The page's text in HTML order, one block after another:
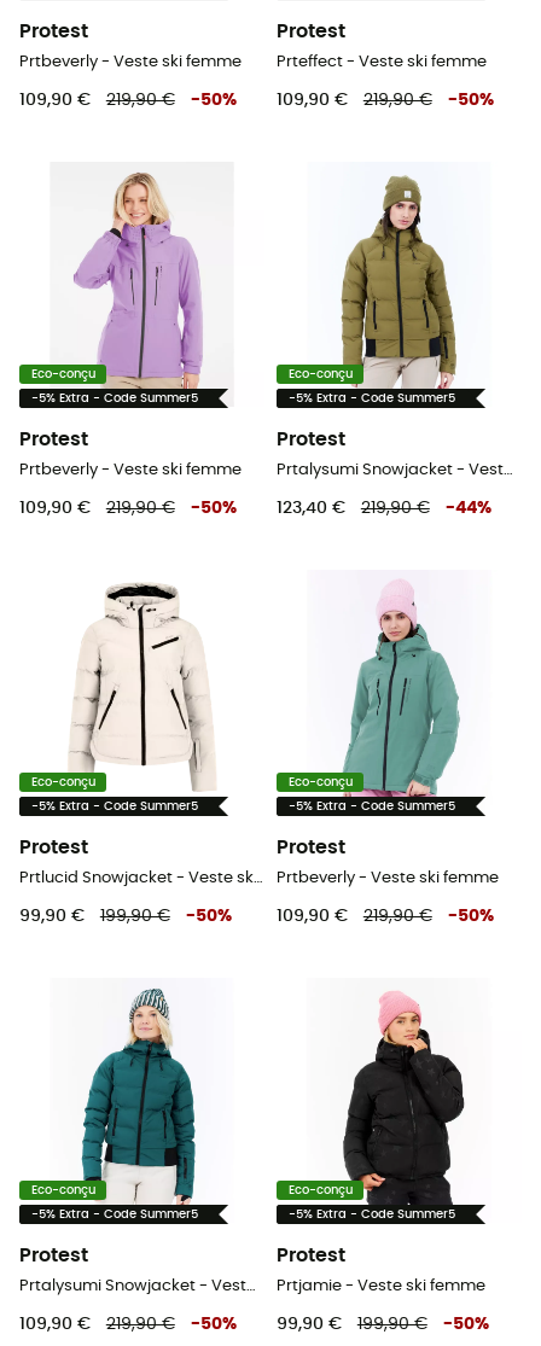
Protest
Prtbeverly - Veste ski femme
109,90 € 219,90 € -50%
Protest
Prteffect - Veste ski femme
109,90 € 219,90 € -50%
Eco-conçu
-5% Extra - Code Summer5
Protest
Prtbeverly - Veste ski femme
109,90 € 219,90 € -50%
Eco-conçu
-5% Extra - Code Summer5
Protest
Prtalysumi Snowjacket - Veste ski femme
123,40 € 219,90 € -44%
Eco-conçu
-5% Extra - Code Summer5
Protest
Prtlucid Snowjacket - Veste ski femme
99,90 € 199,90 € -50%
Eco-conçu
-5% Extra - Code Summer5
Protest
Prtbeverly - Veste ski femme
109,90 € 219,90 € -50%
Eco-conçu
-5% Extra - Code Summer5
Protest
109,90 € 219,90 € -50%
Eco-conçu
-5% Extra - Code Summer5
Protest
Prtjamie - Veste ski femme
99,90 € 199,90 € -50%